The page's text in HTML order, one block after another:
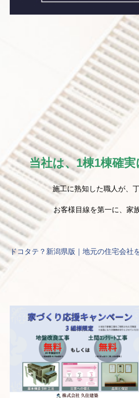
当社は、1棟1棟確
施工に熟知した職人が、
お客様目線を第一に、家
ドコタテ？新潟県版｜地元の住宅会社